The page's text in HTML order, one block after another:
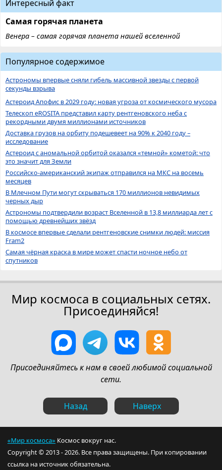
Интересный факт
Самая горячая планета
Венера – самая горячая планета нашей вселенной
Популярное содержимое
Астрономы впервые сняли гибель массивной звезды с первой
секунды взрыва
Астероид Апофис в 2029 году: новая угроза от космического мусора
Телескоп eROSITA представил карту рентгеновского неба с
рекордными двумя миллионами источников
Доставка грузов на орбиту подешевеет на 90% к 2040 году –
исследование
Астероид с аномальной орбитой оказался «темной» кометой: что
это значит для Земли
Российско-американский экипаж отправился на МКС на восемь
месяцев
В Млечном Пути могут скрываться 170 миллионов невидимых
черных дыр
Астрономы подтвердили возраст Вселенной в 13,8 миллиарда лет с
помощью древнейших звёзд
В космосе впервые сделали рентгеновские снимки людей: миссия
Fram2
Самая чёрная краска в мире может спасти ночное небо от
спутников
Мир космоса в социальных сетях.
Присоединяйся!
Присоединяйтесь к нам в своей любимой социальной
сети.
Назад Наверх
«Мир космоса» Космос вокруг нас.
Copyright © 2013 - 2026. Все права защищены. При копировании
ссылка на источник обязательна.